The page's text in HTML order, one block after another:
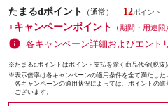
たまるdポイント
（通常）
12
+キャンペーンポイント
（期間・用途限
各キャンペーン詳細およびエント
※たまるdポイントはポイント支払を除く商品代金(税抜)
※表示倍率は各キャンペーンの適用条件を全て満たした
各キャンペーンの適用状況によっては、ポイントの
ございます。